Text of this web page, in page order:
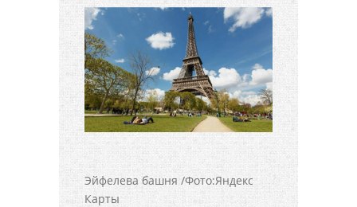
Эйфелева башня /Фото:Яндекс
Карты